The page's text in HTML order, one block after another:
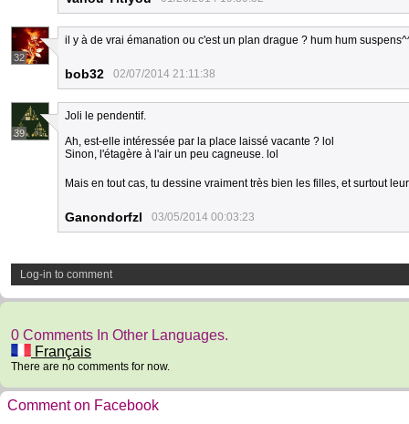
32
il y à de vrai émanation ou c'est un plan drague ? hum hum
bob32 02/07/2014 21:11:38
39
Joli le pendentif.
Ah, est-elle intéressée par la place laissé vacante ? lol
Sinon, l'étagère à l'air un peu cagneuse. lol
Mais en tout cas, tu dessine vraiment très bien les filles, et surtout
Ganondorfzl 03/05/2014 00:03:23
Log-in to comment
0 Comments In Other Languages.
Français
There are no comments for now.
Comment on Facebook